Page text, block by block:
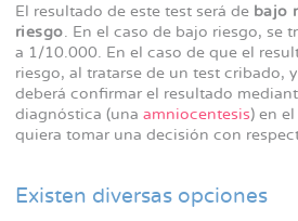
El resultado de este test será de bajo
riesgo. En el caso de bajo riesgo, se
a 1/10.000. En el caso de que el
riesgo, al tratarse de un test cribado,
deberá confirmar el resultado
diagnóstica (una amniocentesis) en
quiera tomar una decisión con
Existen diversas opciones